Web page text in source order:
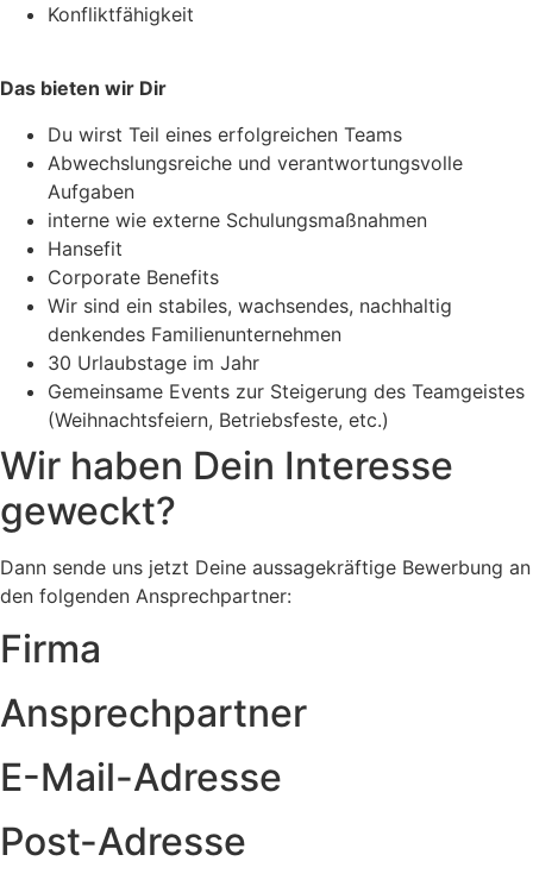
Konfliktfähigkeit
Das bieten wir Dir
Du wirst Teil eines erfolgreichen Teams
Abwechslungsreiche und verantwortungsvolle
Aufgaben
interne wie externe Schulungsmaßnahmen
Hansefit
Corporate Benefits
Wir sind ein stabiles, wachsendes, nachhaltig
denkendes Familienunternehmen
30 Urlaubstage im Jahr
Gemeinsame Events zur Steigerung des Teamgeistes
(Weihnachtsfeiern, Betriebsfeste, etc.)
Wir haben Dein Interesse
geweckt?
Dann sende uns jetzt Deine aussagekräftige Bewerbung an
den folgenden Ansprechpartner:
Firma
Ansprechpartner
E-Mail-Adresse
Post-Adresse